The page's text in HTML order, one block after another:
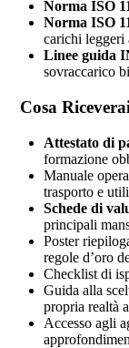
Norma ISO
Norma ISO
carichi leggeri
Linee guida
sovraccarico
Cosa Riceverai
Attestato di
formazione
Manuale
trasporto e
Schede di
principali
Poster
regole d’oro
Checklist di
Guida alla
propria realtà
Accesso agli